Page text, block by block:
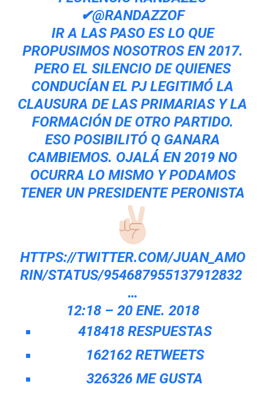
✔@RANDAZZOF
IR A LAS PASO ES LO QUE
PROPUSIMOS NOSOTROS EN 2017.
PERO EL SILENCIO DE QUIENES
CONDUCÍAN EL PJ LEGITIMÓ LA
CLAUSURA DE LAS PRIMARIAS Y LA
FORMACIÓN DE OTRO PARTIDO.
ESO POSIBILITÓ Q GANARA
CAMBIEMOS. OJALÁ EN 2019 NO
OCURRA LO MISMO Y PODAMOS
TENER UN PRESIDENTE PERONISTA
HTTPS://TWITTER.COM/JUAN_AMO
RIN/STATUS/954687955137912832
…
12:18 – 20 ENE. 2018
418418 RESPUESTAS
162162 RETWEETS
326326 ME GUSTA